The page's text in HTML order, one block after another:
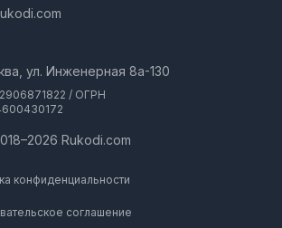
ул. Инженерная 8а-130
/ ОГРН
Rukodi.com
конфиденциальности
соглашение